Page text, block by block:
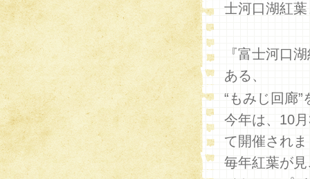
士河口湖紅
『富士河口
ある、
“もみじ回廊
今年は、10
て開催され
毎年紅葉が